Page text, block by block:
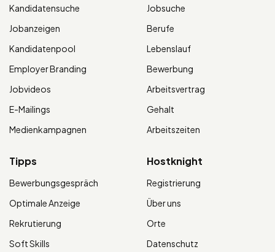
Kandidatensuche
Jobanzeigen
Kandidatenpool
Employer Branding
Jobvideos
E-Mailings
Medienkampagnen
Jobsuche
Berufe
Lebenslauf
Bewerbung
Arbeitsvertrag
Gehalt
Arbeitszeiten
Tipps
Bewerbungsgespräch
Optimale Anzeige
Rekrutierung
Soft Skills
Hostknight
Registrierung
Über uns
Orte
Datenschutz